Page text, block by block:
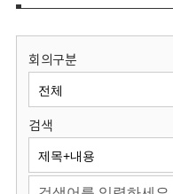
보
원
회
회의구분
검색